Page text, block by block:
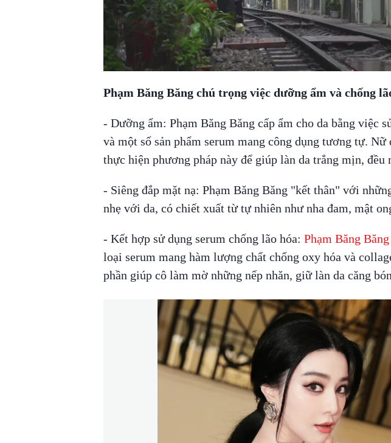
01:05 TRUVID NEW STUNNING VIETNAM
Phạm Băng Băng chú trọng việc dưỡng ẩm và chống
- Dưỡng ẩm: Phạm Băng Băng cấp ẩm cho da bằng việc
và một số sản phẩm serum mang công dụng tương tự. Nữ
thực hiện phương pháp này để giúp làn da trắng mịn, đều
- Siêng đắp mặt nạ: Phạm Băng Băng "kết thân" với
nhẹ với da, có chiết xuất từ tự nhiên như nha đam, mật
- Kết hợp sử dụng serum chống lão hóa: Phạm Băng Băng
loại serum mang hàm lượng chất chống oxy hóa và
phần giúp cô làm mờ những nếp nhăn, giữ làn da căng